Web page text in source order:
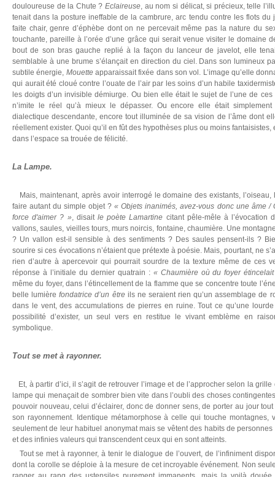
douloureuse de la Chute ?Eclaireuse, au nom si délicat, si précieux, telle
tenait dans la posture ineffable de la cambrure, arc tendu contre les flots du
faite chair, genre d’éphèbe dont on ne percevait même pas la nature du
touchante, pareille à l’orée d’une grâce qui serait venue visiter le domaine
bout de son bras gauche replié à la façon du lanceur de javelot, elle
semblable à une brume s’élançait en direction du ciel. Dans son lumineux
subtile énergie, Mouetteapparaissait fixée dans son vol. L’image qu’elle
qui aurait été cloué contre l’ouate de l’air par les soins d’un habile
les doigts d’un invisible démiurge. Ou bien elle était le sujet de l’une de
n’imite le réel qu’à mieux le dépasser. Ou encore elle était
dialectique descendante, encore tout illuminée de sa vision de l’âme dont
réellement exister. Quoi qu’il en fût des hypothèses plus ou moins
dans l’espace sa trouée de félicité.
La Lampe.
Mais, maintenant, après avoir interrogé le domaine des existants,
faire autant du simple objet ?« Objets inanimés, avez-vous donc une âme /
force d'aimer ? », disait le poète Lamartine citant pêle-mêle à l’évocation
vallons, saules, vieilles tours, murs noircis, fontaine, chaumière. Une
? Un vallon est-il sensible à des sentiments ? Des saules pensent-ils ?
sourire si ces évocations n’étaient que prétexte à poésie. Mais, pourtant, ne
rien d’autre à apercevoir qui pourrait sourdre de la texture même de ces
réponse à l’initiale du dernier quatrain : « Chaumière où du foyer
même du foyer, dans l’étincellement de la flamme que se concentre toute
belle lumièrefondatrice d’un êtreils ne seraient rien qu’un assemblage de
dans le vent, des accumulations de pierres en ruine. Tout ce qu’une
possibilité d’exister, un seul vers en restitue le vivant emblème en
symbolique.
Tout se met à rayonner.
Et, à partir d’ici, il s’agit de retrouver l’image et de l’approcher selon la
lampe qui menaçait de sombrer bien vite dans l’oubli des choses
pouvoir nouveau, celui d’éclairer, donc de donner sens, de porter au jour
son rayonnement. Identique métamorphose à celle qui touche montagnes,
seulement de leur habituel anonymat mais se vêtent des habits de
et des infinies valeurs qui transcendent ceux qui en sont atteints.
Tout se met à rayonner, à tenir le dialogue de l’ouvert, de l’infiniment
dont la corolle se déploie à la mesure de cet incroyable événement. Non